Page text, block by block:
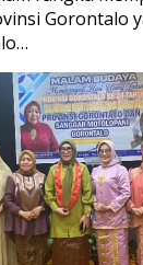
Gorontalo